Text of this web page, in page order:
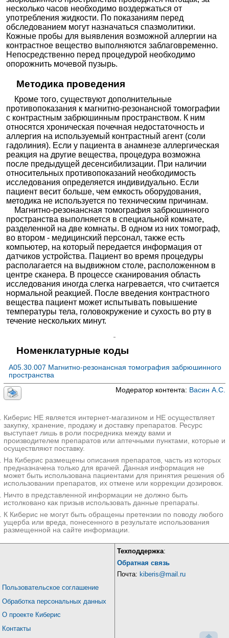
несколько часов необходимо воздержаться от
употребления жидкости. По показаниям перед
обследованием могут назначаться спазмолитики.
Кожные пробы для выявления возможной аллергии на
контрастное вещество выполняются заблаговременно.
Непосредственно перед процедурой необходимо
опорожнить мочевой пузырь.
Методика проведения
Кроме того, существуют дополнительные
противопоказания к магнитно-резонансной томографии
с контрастным забрюшинным пространством. К ним
относятся хроническая почечная недостаточность и
аллергия на используемый контрастный агент (соли
гадолиния). Если у пациента в анамнезе аллергическая
реакция на другие вещества, процедура возможна
после предыдущей десенсибилизации. При наличии
относительных противопоказаний необходимость
исследования определяется индивидуально. Если
пациент весит больше, чем емкость оборудования,
методика не используется по техническим причинам.
Магнитно-резонансная томография забрюшинного
пространства выполняется в специальной комнате,
разделенной на две комнаты. В одном из них томограф,
во втором - медицинский персонал, также есть
компьютер, на который передается информация от
датчиков устройства. Пациент во время процедуры
располагается на выдвижном столе, расположенном в
центре сканера. В процессе сканирования область
исследования иногда слегка нагревается, что считается
нормальной реакцией. После введения контрастного
вещества пациент может испытывать повышение
температуры тела, головокружение и сухость во рту в
течение нескольких минут.
Номенклатурные коды
A05.30.007 Магнитно-резонансная томография забрюшинного
пространства
Модератор контента: Васин А.С.
Киберис НЕ является интернет-магазином и НЕ осуществляет
закупку, хранение, продажу и доставку препаратов. Ресурс
выступает лишь в роли посредника между вами и
производителем препаратов или аптечными пунктами, которые и
осуществляют поставку.
На Киберис размещены описания препаратов, часть из которых
предназначена только для врачей. Данная информация не
может быть использована пациентами для принятия решения об
использовании препаратов, их отмене или коррекции дозировок.
Ничто в представленной информации не должно быть
истолковано как призыв использовать данные препараты.
К Киберис не могут быть обращены претензии по поводу любого
ущерба или вреда, понесенного в результате использования
размещенной на сайте информации.
Пользовательское соглашение
Обработка персональных данных
О проекте Киберис
Контакты
Техподдержка:
Обратная связь
Почта: kiberis@mail.ru